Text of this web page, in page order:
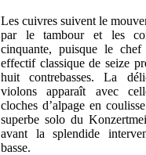
Les cuivres suivent le
par le tambour et les
cinquante, puisque le
effectif classique de seize
huit contrebasses. La
violons apparaît avec
cloches d’alpage en
superbe solo du
avant la splendide
basse.